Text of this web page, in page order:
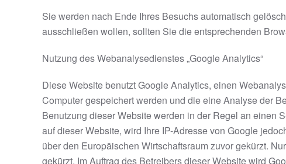
Sie werden nach Ende Ihres Besuchs automatisch
ausschließen wollen, sollten Sie die entsprechenden
Nutzung des Webanalysedienstes „Google Analytics“
Diese Website benutzt Google Analytics, einen
Computer gespeichert werden und die eine Analyse der
Benutzung dieser Website werden in der Regel an einen
auf dieser Website, wird Ihre IP-Adresse von Google
über den Europäischen Wirtschaftsraum zuvor gekürzt.
gekürzt. Im Auftrag des Betreibers dieser Website wird